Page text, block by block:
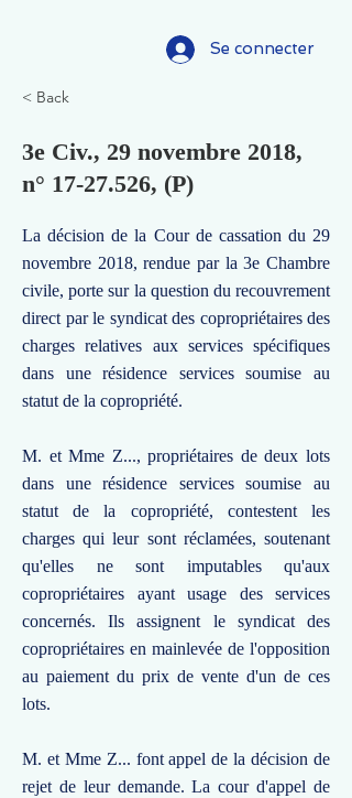
Se connecter
< Back
3e Civ., 29 novembre 2018,
n° 17-27.526, (P)
La décision de la Cour de cassation du 29
novembre 2018, rendue par la 3e Chambre
civile, porte sur la question du recouvrement
direct par le syndicat des copropriétaires des
charges relatives aux services spécifiques
dans une résidence services soumise au
statut de la copropriété.
M. et Mme Z..., propriétaires de deux lots
dans une résidence services soumise au
statut de la copropriété, contestent les
charges qui leur sont réclamées, soutenant
qu'elles ne sont imputables qu'aux
copropriétaires ayant usage des services
concernés. Ils assignent le syndicat des
copropriétaires en mainlevée de l'opposition
au paiement du prix de vente d'un de ces
lots.
M. et Mme Z... font appel de la décision de
rejet de leur demande. La cour d'appel de